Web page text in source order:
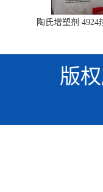
陶氏增塑剂 4924
版